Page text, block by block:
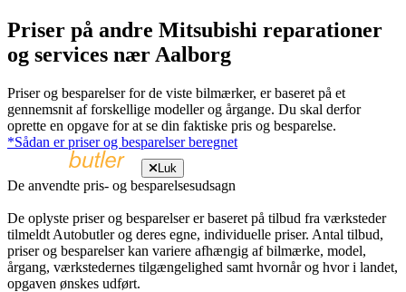
Priser på andre Mitsubishi reparationer
og services nær Aalborg
Priser og besparelser for de viste bilmærker, er baseret på et
gennemsnit af forskellige modeller og årgange. Du skal derfor
oprette en opgave for at se din faktiske pris og besparelse.
*Sådan er priser og besparelser beregnet
Luk
De anvendte pris- og besparelsesudsagn
De oplyste priser og besparelser er baseret på tilbud fra værksteder
tilmeldt Autobutler og deres egne, individuelle priser. Antal tilbud,
priser og besparelser kan variere afhængig af bilmærke, model,
årgang, værkstedernes tilgængelighed samt hvornår og hvor i landet,
opgaven ønskes udført.